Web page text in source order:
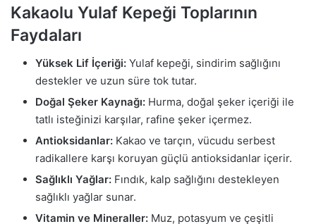
Kakaolu Yulaf Kepeği Toplarının
Faydaları
Yüksek Lif İçeriği: Yulaf kepeği, sindirim sağlığını
destekler ve uzun süre tok tutar.
Doğal Şeker Kaynağı: Hurma, doğal şeker içeriği ile
tatlı isteğinizi karşılar, rafine şeker içermez.
Antioksidanlar: Kakao ve tarçın, vücudu serbest
radikallere karşı koruyan güçlü antioksidanlar içerir.
Sağlıklı Yağlar: Fındık, kalp sağlığını destekleyen
sağlıklı yağlar sunar.
Vitamin ve Mineraller: Muz, potasyum ve çeşitli